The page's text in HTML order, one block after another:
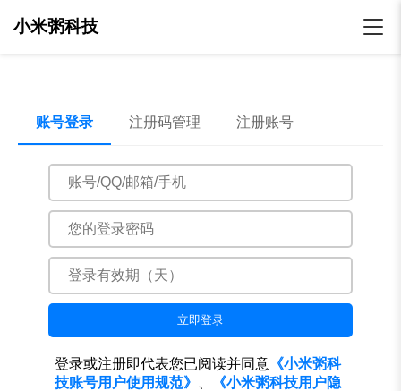
小米粥科技
账号登录 注册码管理 注册账号
立即登录
登录或注册即代表您已阅读并同意《小米粥科
技账号用户使用规范》
《小米粥科技用户隐